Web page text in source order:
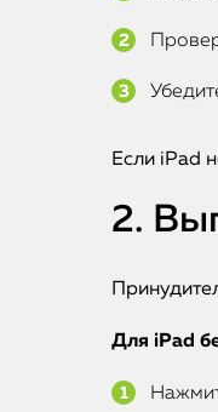
Если iPad
2.
Для iPad